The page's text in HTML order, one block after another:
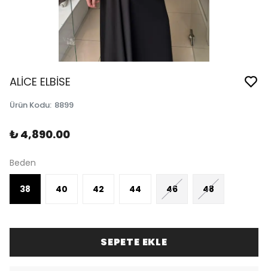
ALİCE ELBİSE
Ürün Kodu: 8899
₺ 4,890.00
Beden
38 40 42 44 46 48
SEPETE EKLE